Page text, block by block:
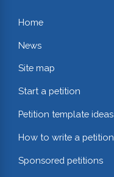
Home
News
Site map
Start a petition
Petition template ideas
How to write a petition
Sponsored petitions